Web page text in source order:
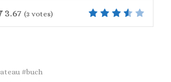
3.67 (3 votes)
#buch